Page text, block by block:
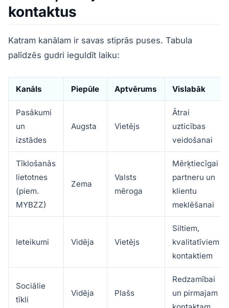
kontaktus
Katram kanālam ir savas stiprās puses. Tabula
palīdzēs gudri ieguldīt laiku:
Kanāls Piepūle Aptvērums Vislabāk
Pasākumi
un
izstādes
Augsta Vietējs
Ātrai
uzticības
veidošanai
Tīklošanās
lietotnes
(piem.
MYBZZ)
Zema
Valsts
mēroga
Mērķtiecīgai
partneru un
klientu
meklēšanai
Ieteikumi Vidēja Vietējs
Siltiem,
kvalitatīviem
kontaktiem
Sociālie
tīkli
Vidēja Plašs
Redzamībai
un pirmajam